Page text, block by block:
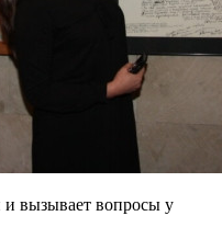
вызывает вопросы у